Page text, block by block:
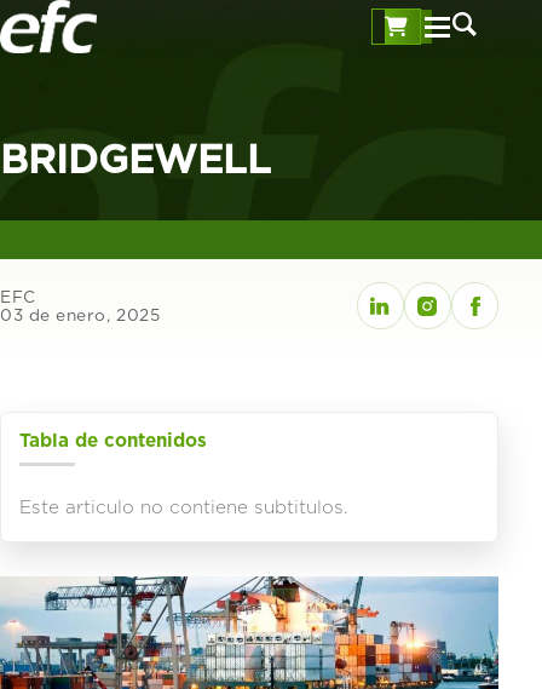
BRIDGEWELL
EFC
03 de enero, 2025
Tabla de contenidos
Este articulo no contiene subtitulos.